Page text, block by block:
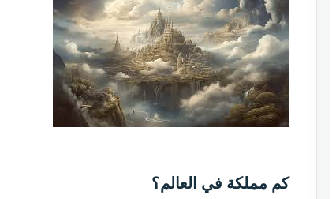
كم مملكة في العالم؟​